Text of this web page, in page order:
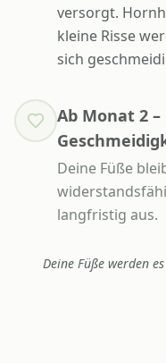
versorgt.
kleine Risse
sich
Ab Monat 2
Deine Füße
langfristig aus.
Deine Füße werden